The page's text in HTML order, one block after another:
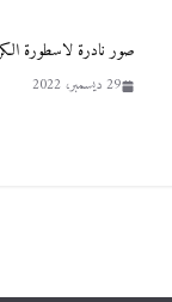
صور نادرة لاسطورة
29 ديسمبر، 2022